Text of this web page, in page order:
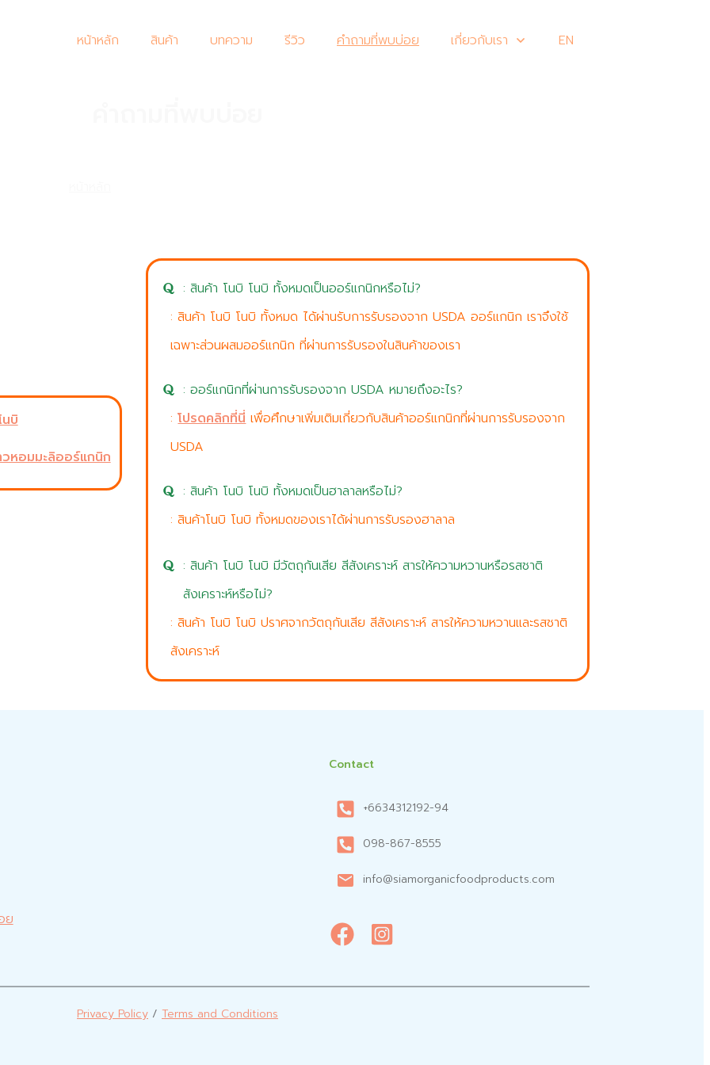
หน้าหลัก สินค้า บทความ รีวิว คำถามที่พบบ่อย เกี่ยวกับเรา EN
บิ
หอมมะลิออร์แกนิก
: สินค้า โนบิ โนบิ ทั้งหมดเป็นออร์แกนิกหรือไม่?
: สินค้า โนบิ โนบิ ทั้งหมด ได้ผ่านรับการรับรองจาก USDA ออร์แกนิก เราจึงใช้
เฉพาะส่วนผสมออร์แกนิก ที่ผ่านการรับรองในสินค้าของเรา
: ออร์แกนิกที่ผ่านการรับรองจาก USDA หมายถึงอะไร?
:โปรดคลิกที่นี่เพื่อศึกษาเพิ่มเติมเกี่ยวกับสินค้าออร์แกนิกที่ผ่านการรับรองจาก
USDA
: สินค้า โนบิ โนบิ ทั้งหมดเป็นฮาลาลหรือไม่?
: สินค้าโนบิ โนบิ ทั้งหมดของเราได้ผ่านการรับรองฮาลาล
: สินค้า โนบิ โนบิ มีวัตถุกันเสีย สีสังเคราะห์ สารให้ความหวานหรือรสชาติ
สังเคราะห์หรือไม่?
: สินค้า โนบิ โนบิ ปราศจากวัตถุกันเสีย สีสังเคราะห์ สารให้ความหวานและรสชาติ
สังเคราะห์
ย
Contact
+6634312192-94
098-867-8555
info@siamorganicfoodproducts.com
Privacy Policy / Terms and Conditions